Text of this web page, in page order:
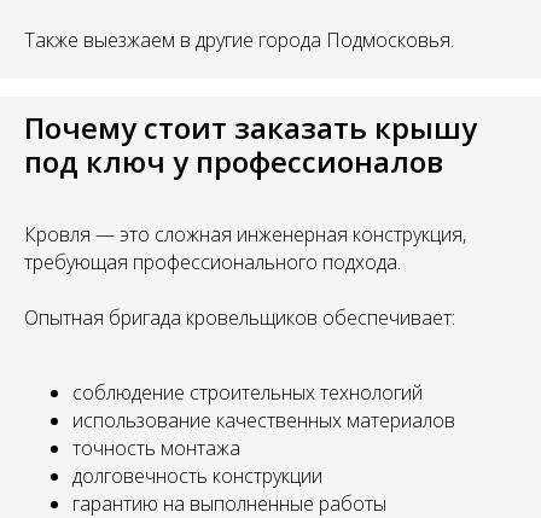
Также выезжаем в другие города Подмосковья.
Почему стоит заказать крышу
под ключ у профессионалов
Кровля — это сложная инженерная конструкция,
требующая профессионального подхода.
Опытная бригада кровельщиков обеспечивает:
соблюдение строительных технологий
использование качественных материалов
точность монтажа
долговечность конструкции
гарантию на выполненные работы